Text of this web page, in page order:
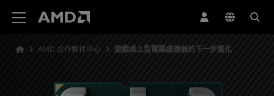
AMD 合作夥伴中心 遊戲桌上型電腦處理器的下一步進化